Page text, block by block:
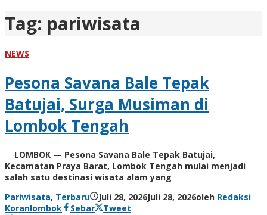
Tag: pariwisata
NEWS
Pesona Savana Bale Tepak
Batujai, Surga Musiman di
Lombok Tengah
LOMBOK — Pesona Savana Bale Tepak Batujai,
Kecamatan Praya Barat, Lombok Tengah mulai menjadi
salah satu destinasi wisata alam yang
Pariwisata, Terbaru Juli 28, 2026Juli 28, 2026oleh Redaksi
Koranlombok
Sebar
Tweet